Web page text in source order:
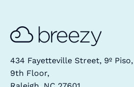
434 Fayetteville Street, 9º Piso,
9th Floor,